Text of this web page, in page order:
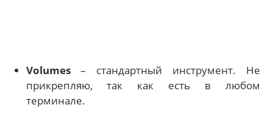
Volumes– стандартный инструмент. Не
прикрепляю, так как есть в любом
терминале.